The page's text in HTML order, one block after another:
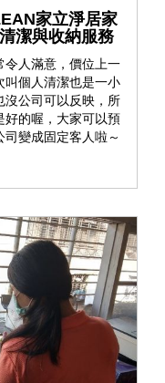
家立淨居家
潔與收納服務
令人滿意，價位上一
叫個人清潔也是一小
沒公司可以反映，所
好的喔，大家可以預
變成固定客人啦～